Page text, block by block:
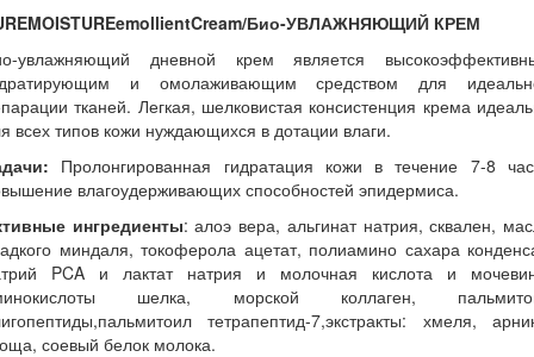
Био-УВЛАЖНЯЮЩИЙ КРЕМ
увлажняющий дневной крем является
и омолаживающим средством для
тканей. Легкая, шелковистая консистенция крема
всех типов кожи нуждающихся в дотации влаги.
Пролонгированная гидратация кожи в течение 7-8
влагоудерживающих способностей эпидермиса.
ингредиенты: алоэ вера, альгинат натрия, сквален,
миндаля, токоферола ацетат, полиамино сахара
PCA и лактат натрия и молочная кислота и
шелка, морской коллаген,
тетрапептид-7,экстракты: хмеля,
соевый белок молока.